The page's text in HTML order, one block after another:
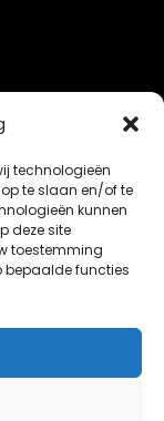
technologieën
te slaan en/of te
kunnen
deze site
toestemming
bepaalde functies
je leefomgev